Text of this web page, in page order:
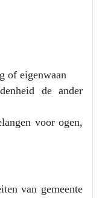
of eigenwaan
de ander
voor ogen,
van gemeente